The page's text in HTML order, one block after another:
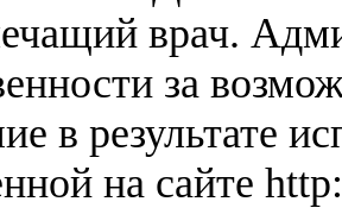
врач.
за
в результате
на сайте